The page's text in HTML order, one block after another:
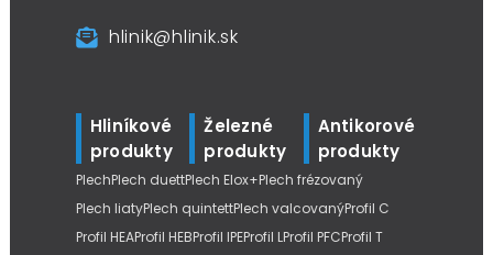
hlinik@hlinik.sk
Hliníkové
produkty
Železné
produkty
Antikorové
produkty
PlechPlech duettPlech Elox+Plech frézovaný
Plech liatyPlech quintettPlech valcovanýProfil C
Profil HEAProfil HEBProfil IPEProfil LProfil PFCProfil T